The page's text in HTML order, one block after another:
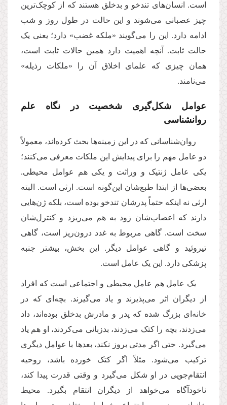
است. انسان‌های تندخو و بدخلق هستند که از کوچک‌ترین
چیز عصبانی می‌شوند و این حالت در طول روز و شب
ادامه دارد. این را می‌گویند «ملکه غضب» دارد؛ یعنی یک
حالت ثابت. آنچه اهمیت دارد همین حالات ثابت است،
همان چیزی که علمای اخلاق آن را «ملکات رذیله»
می‌نامند.
عوامل شکل‌گیری شخصیت در نگاه علم
روانشناسی
روان‌شناسانی که در این زمینه‌ها بحث کرده‌اند، معمولاً
دو عامل مهم را برای پیدایش این ملکات معرفی می‌کنند؛
یکی عامل ژنتیک و وراثت و یکی هم عوامل محیطی.
بعضی‌ها از ابتدا طبع‌شان این‌گونه است. ارثی است. البته
ارثی نه اینکه حتماً پدرشان تندخو بوده است، بلکه ژن‌هایی
دارند که اعصاب‌شان زود به هم می‌ریزد و کنترل‌شان
سخت است. گاهی مربوط به غدد درون‌ریز است، گاهی
تیروئید و گاهی عوامل دیگر. این بخش، بیشتر جنبه
پزشکی دارد. این یک عامل است.
یک عامل هم عامل محیطی و اجتماعی است که افراد
از دیگران اثر می‌پذیرند و یاد می‌گیرند. بچه‌ای که در
خانه‌ای بزرگ شده که پدر و مادرش بدخلق بوده‌اند، داد
می‌زدند، بچه را کتک می‌زدند، بدزبانی می‌کردند، او هم یاد
می‌گیرد. حتی اگر مدتی بروز نکند، بعدها با عوامل دیگری
ترکیب می‌شود. مثلاً اگر کتک خورده باشد، روحیه
انتقام‌جویی در او شکل می‌گیرد و وقتی قدرت پیدا کند،
ناخودآگاه می‌خواهد از دیگران انتقام بگیرد. محیط